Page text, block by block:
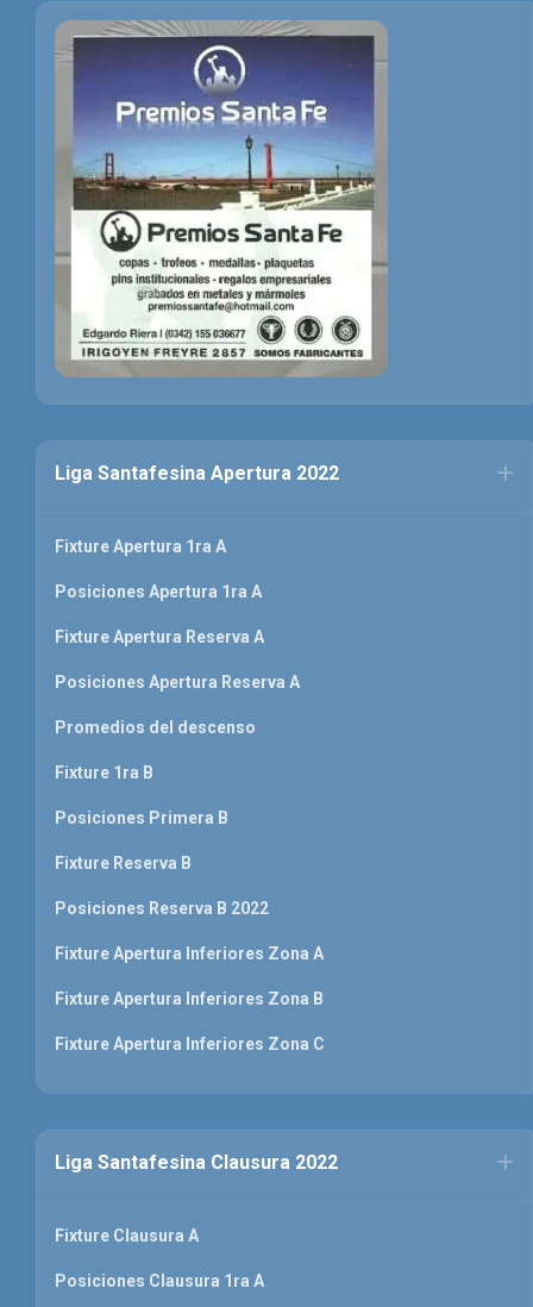
Liga Santafesina Apertura 2022
Fixture Apertura 1ra A
Posiciones Apertura 1ra A
Fixture Apertura Reserva A
Posiciones Apertura Reserva A
Promedios del descenso
Fixture 1ra B
Posiciones Primera B
Fixture Reserva B
Posiciones Reserva B 2022
Fixture Apertura Inferiores Zona A
Fixture Apertura Inferiores Zona B
Fixture Apertura Inferiores Zona C
Liga Santafesina Clausura 2022
Fixture Clausura A
Posiciones Clausura 1ra A